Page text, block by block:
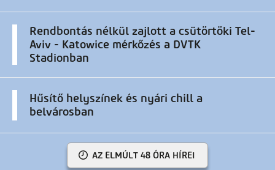
Rendbontás nélkül zajlott a csütörtöki Tel-
Aviv - Katowice mérkőzés a DVTK
Stadionban
Hűsítő helyszínek és nyári chill a
belvárosban
AZ ELMÚLT 48 ÓRA HÍREI